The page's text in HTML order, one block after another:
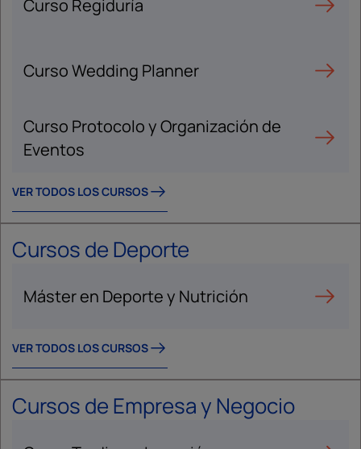
Curso Regiduría
Curso Wedding Planner
Curso Protocolo y Organización de
Eventos
VER TODOS LOS CURSOS
Cursos de Deporte
Máster en Deporte y Nutrición
VER TODOS LOS CURSOS
Cursos de Empresa y Negocio